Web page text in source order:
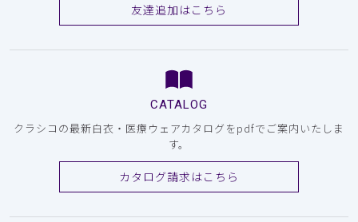
友達追加はこちら
CATALOG
クラシコの最新白衣・医療ウェアカタログをpdfでご案内いたしま
す。
カタログ請求はこちら